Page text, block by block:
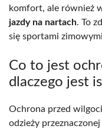
komfort, ale również
jazdy na nartach. To
się sportami
Co to jest
dlaczego jest
Ochrona przed
odzieży